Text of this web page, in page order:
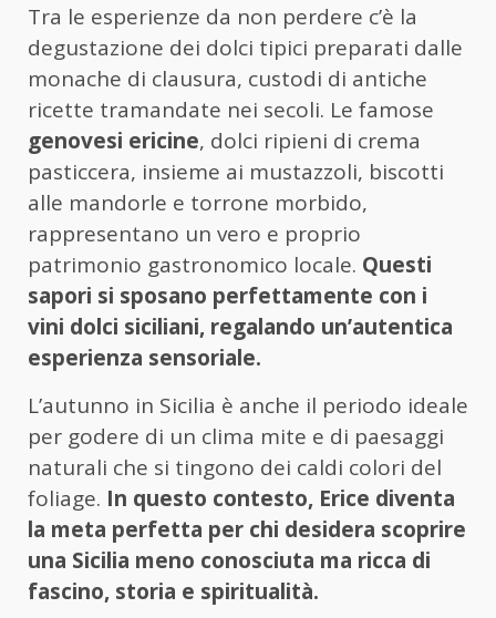
Tra le esperienze da non perdere c’è la
degustazione dei dolci tipici preparati dalle
monache di clausura, custodi di antiche
ricette tramandate nei secoli. Le famose
genovesi ericine, dolci ripieni di crema
pasticcera, insieme ai mustazzoli, biscotti
alle mandorle e torrone morbido,
rappresentano un vero e proprio
patrimonio gastronomico locale. Questi
sapori si sposano perfettamente con i
vini dolci siciliani, regalando un’autentica
esperienza sensoriale.
L’autunno in Sicilia è anche il periodo ideale
per godere di un clima mite e di paesaggi
naturali che si tingono dei caldi colori del
foliage. In questo contesto, Erice diventa
la meta perfetta per chi desidera scoprire
una Sicilia meno conosciuta ma ricca di
fascino, storia e spiritualità.